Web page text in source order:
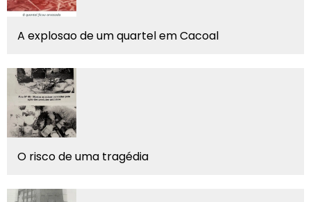
A explosao de um quartel em Cacoal
O risco de uma tragédia